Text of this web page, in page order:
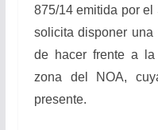
875/14 emitida por el
solicita disponer
de hacer frente a
zona del NOA,
presente.